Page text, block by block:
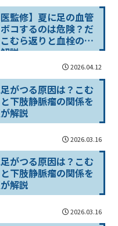
医監修】夏に足の血管
コするのは危険？だ
むら返りと血栓のリ
説
2026.04.12
がつる原因は？こむ
下肢静脈瘤の関係を
解説
2026.03.16
がつる原因は？こむ
下肢静脈瘤の関係を
解説
2026.03.16